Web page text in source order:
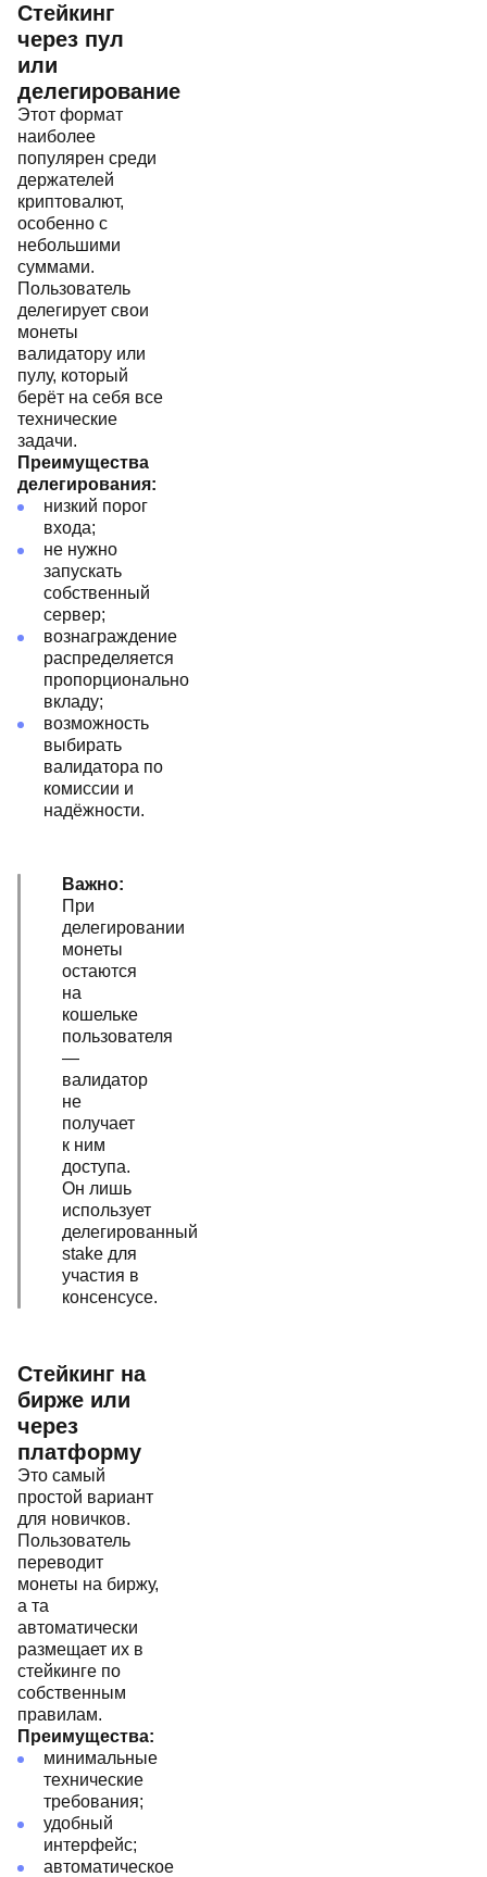
Стейкинг
через пул
или
делегирование
Этот формат
наиболее
популярен среди
держателей
криптовалют,
особенно с
небольшими
суммами.
Пользователь
делегирует свои
монеты
валидатору или
пулу, который
берёт на себя все
технические
задачи.
Преимущества
делегирования:
низкий порог
входа;
не нужно
запускать
собственный
сервер;
вознаграждение
распределяется
пропорционально
вкладу;
возможность
выбирать
валидатора по
комиссии и
надёжности.
Важно:
При
делегировании
монеты
остаются
на
кошельке
пользователя
—
валидатор
не
получает
к ним
доступа.
Он лишь
использует
делегированный
stake для
участия в
консенсусе.
Стейкинг на
бирже или
через
платформу
Это самый
простой вариант
для новичков.
Пользователь
переводит
монеты на биржу,
а та
автоматически
размещает их в
стейкинге по
собственным
правилам.
Преимущества:
минимальные
технические
требования;
удобный
интерфейс;
автоматическое